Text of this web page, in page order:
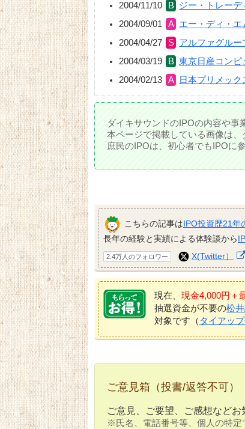
2004/11/10 ジー・トレーデ
2004/09/01 エー・ディ・エ
2004/04/27 アルファグルー
2004/03/19 東京日産コンピ
2004/02/13 日本プリメック
ダイキサウンドのIPOの内容や事
本ページで掲載している画像は、
庶民のIPOは、初心者でもIPOに
こちらの記事はIPO投資歴21年
長年の経験と実績による体験談から
2.4万人のフォロワー X(Twitter）
現在、 現金4,000円＋
抽選資金が不要の松
対象です（ タイアッ
ご意見箱（投書/返答不可）
ご意見、ご要望、ご感想など
※氏名、電話番号等、個人の特定